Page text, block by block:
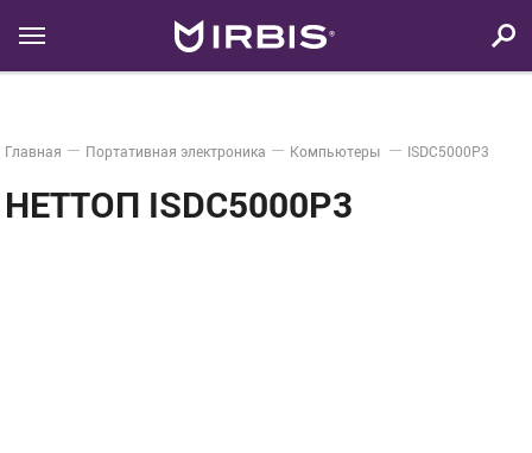
Главная Портативная электроника Компьютеры ISDC5000P3
НЕТТОП ISDC5000P3